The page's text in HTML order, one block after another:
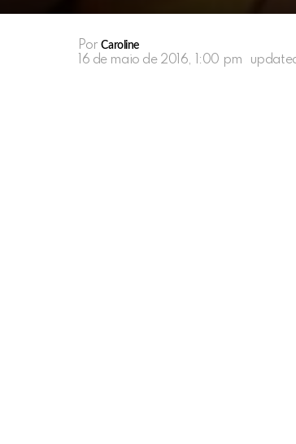
Por Caroline
16 de maio de 2016, 1:00 pm